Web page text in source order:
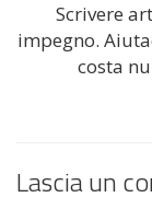
Scrivere
impegno.
costa
Lascia un